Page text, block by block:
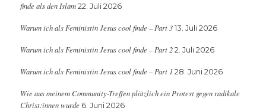
finde als den Islam 22. Juli 2026
Warum ich als Feministin Jesus cool finde – Part 3 13. Juli 2026
Warum ich als Feministin Jesus cool finde – Part 2 2. Juli 2026
Warum ich als Feministin Jesus cool finde – Part 1 28. Juni 2026
Wie aus meinem Community-Treffen plötzlich ein Protest gegen radikale
Christ:innen wurde 6. Juni 2026